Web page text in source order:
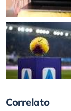
Correlato